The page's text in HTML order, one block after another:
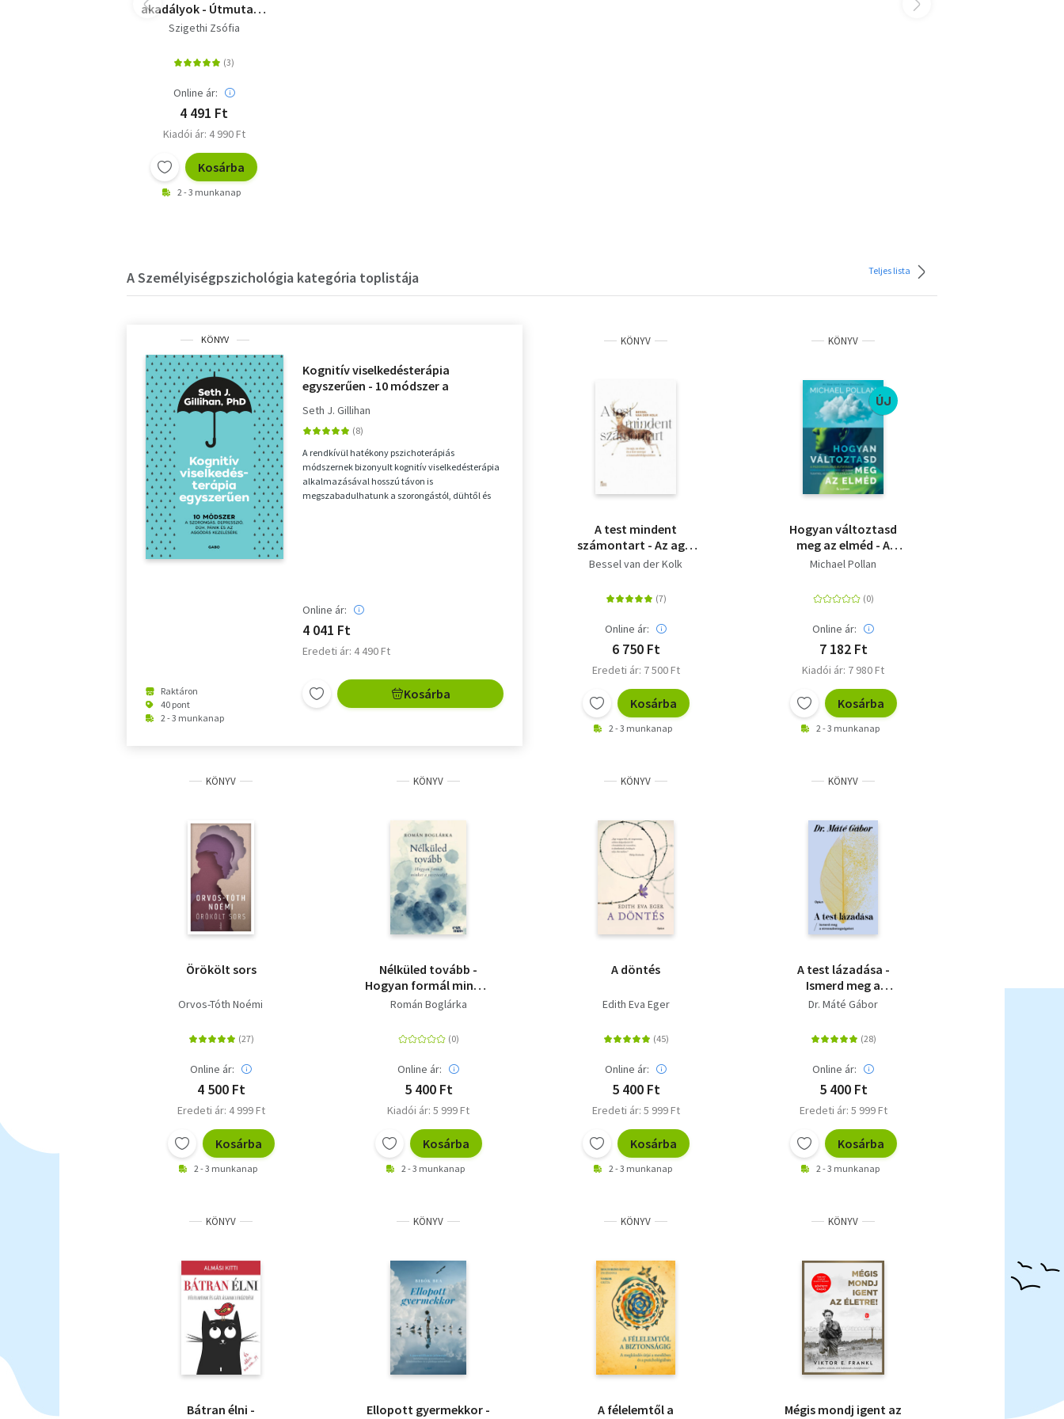
akadályok - Útmutató
autista és ADHD-s
megértéséhez és
támogatásához
Szigethi Zsófia
Online ár:
4 491 Ft
Kiadói ár: 4 990 Ft
Kosárba
2 - 3 munkanap
A Személyiségpszichológia kategória toplistája Teljes lista
KÖNYV
Raktáron
40 pont
2 - 3 munkanap
Kognitív viselkedésterápia
egyszerűen - 10 módszer a
és az aggódás kezelésére
Seth J. Gillihan
A rendkívül hatékony pszichoterápiás
módszernek bizonyult kognitív viselkedésterápia
alkalmazásával hosszú távon is
megszabadulhatunk a szorongástól, dühtől és
Online ár:
4 041 Ft
Eredeti ár: 4 490 Ft
Kosárba
KÖNYV
A test mindent
számontart - Az agy,
az elme és a test
traumafeldolgozásban
Bessel van der Kolk
Online ár:
6 750 Ft
Eredeti ár: 7 500 Ft
Kosárba
2 - 3 munkanap
KÖNYV
ÚJ
Hogyan változtasd
meg az elméd - A
pszichedelikus
eredményei az emberi
tudatról, az életről és
a halálról
Michael Pollan
Online ár:
7 182 Ft
Kiadói ár: 7 980 Ft
Kosárba
2 - 3 munkanap
KÖNYV
Örökölt sors
Orvos-Tóth Noémi
Online ár:
4 500 Ft
Eredeti ár: 4 999 Ft
Kosárba
2 - 3 munkanap
KÖNYV
Nélküled tovább -
Hogyan formál minket
a veszteség?
Román Boglárka
Online ár:
5 400 Ft
Kiadói ár: 5 999 Ft
Kosárba
2 - 3 munkanap
KÖNYV
A döntés
Edith Eva Eger
Online ár:
5 400 Ft
Eredeti ár: 5 999 Ft
Kosárba
2 - 3 munkanap
KÖNYV
A test lázadása -
Ismerd meg a
stresszbetegségeket
Dr. Máté Gábor
Online ár:
5 400 Ft
Eredeti ár: 5 999 Ft
Kosárba
2 - 3 munkanap
KÖNYV
Bátran élni -
KÖNYV
Ellopott gyermekkor -
KÖNYV
A félelemtől a
KÖNYV
Mégis mondj igent az